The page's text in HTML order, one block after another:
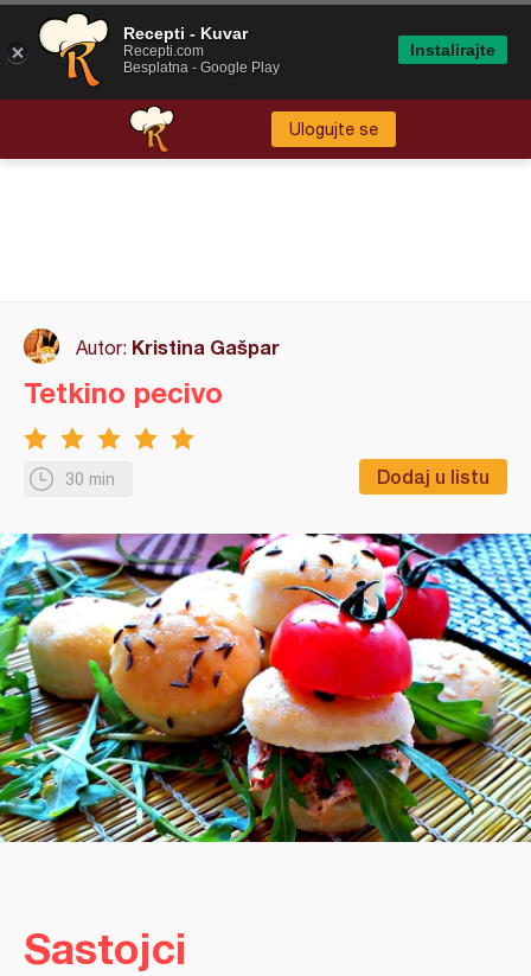
Ulogujte se
Autor: Kristina Gašpar
30 min Dodaj u listu
Tetkino pecivo
Sastojci
Recepti - Kuvar
Recepti.com
Besplatna - Google Play
Instalirajte